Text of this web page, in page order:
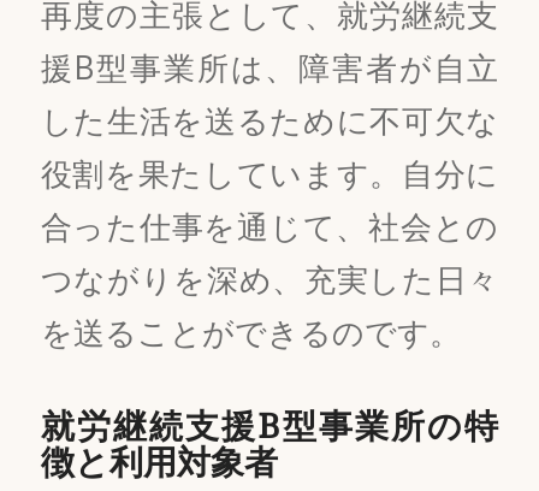
再度の主張として、就労継続支
援B型事業所は、障害者が自立
した生活を送るために不可欠な
役割を果たしています。自分に
合った仕事を通じて、社会との
つながりを深め、充実した日々
を送ることができるのです。
就労継続支援B型事業所の特
徴と利用対象者